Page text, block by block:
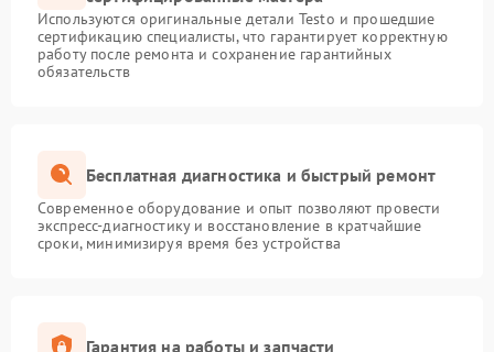
Используются оригинальные детали Testo и прошедшие
сертификацию специалисты, что гарантирует корректную
работу после ремонта и сохранение гарантийных
обязательств
Бесплатная диагностика и быстрый ремонт
Современное оборудование и опыт позволяют провести
экспресс-диагностику и восстановление в кратчайшие
сроки, минимизируя время без устройства
Гарантия на работы и запчасти